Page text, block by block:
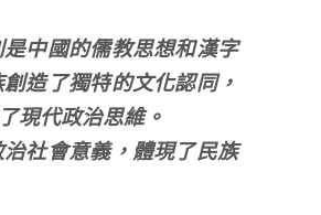
中國的儒教思想和漢字
造了獨特的文化認同，
現代政治思維。
社會意義，體現了民族